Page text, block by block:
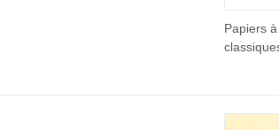
Papiers